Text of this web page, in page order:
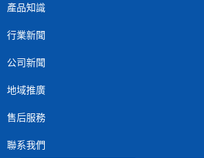
產品知識
行業新聞
公司新聞
地域推廣
售后服務
聯系我們